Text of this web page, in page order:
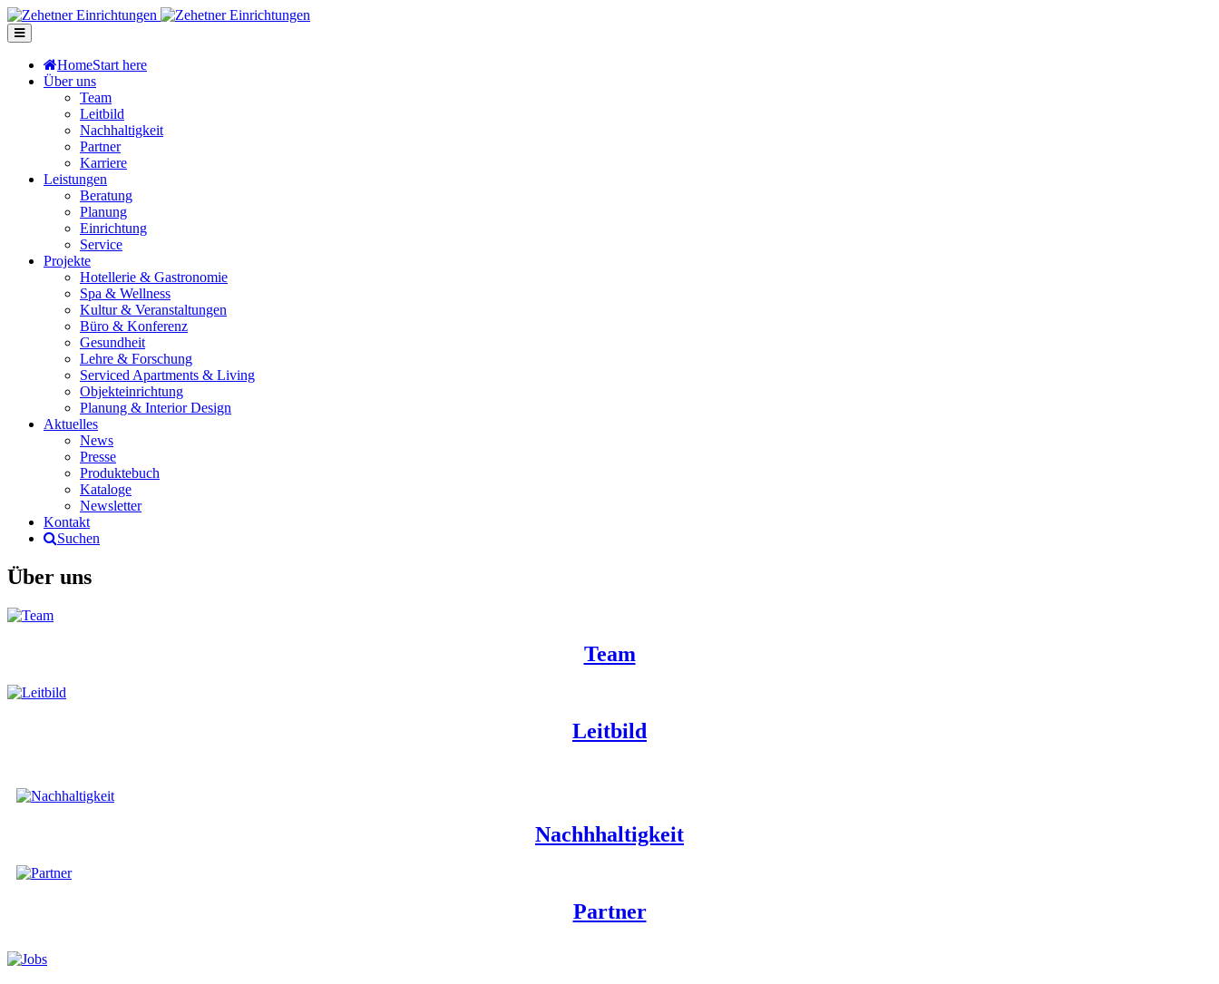
HomeStart here
Über uns
Team
Leitbild
Nachhaltigkeit
Partner
Karriere
Leistungen
Beratung
Planung
Einrichtung
Service
Projekte
Hotellerie & Gastronomie
Spa & Wellness
Kultur & Veranstaltungen
Büro & Konferenz
Gesundheit
Lehre & Forschung
Serviced Apartments & Living
Objekteinrichtung
Planung & Interior Design
Aktuelles
News
Presse
Produktebuch
Kataloge
Newsletter
Kontakt
Suchen
Über uns
Team
Leitbild
Nachhhaltigkeit
Partner